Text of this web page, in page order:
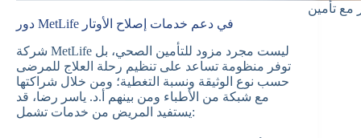
دور MetLife في دعم خدمات إصلاح الأوتار
شركة MetLife ليست مجرد مزود للتأمين الصحي، بل
توفر منظومة تساعد على تنظيم رحلة العلاج للمرضى
حسب نوع الوثيقة ونسبة التغطية؛ ومن خلال شراكتها
مع شبكة من الأطباء ومن بينهم أ.د. ياسر رضا، قد
يستفيد المريض من خدمات تشمل: